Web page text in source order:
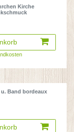
Kirche
Band bordeaux